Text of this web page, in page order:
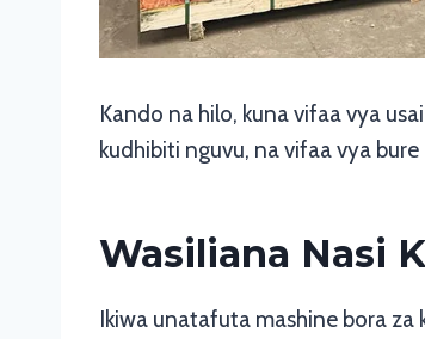
Kando na hilo, kuna vifaa vya
kudhibiti nguvu, na vifaa vya
Wasiliana Nasi
Ikiwa unatafuta mashine bora za